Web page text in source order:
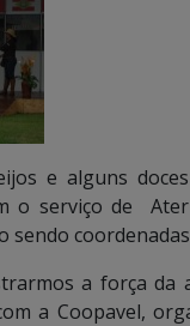
e alguns
o serviço de Ater
sendo
a força
a Coopavel,